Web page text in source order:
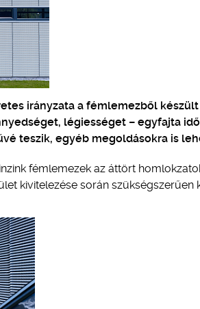
irányzata a fémlemezből
légiességet – egyfajta
teszik, egyéb megoldásokra is
fémlemezek az áttört
kivitelezése során szükségszerűen